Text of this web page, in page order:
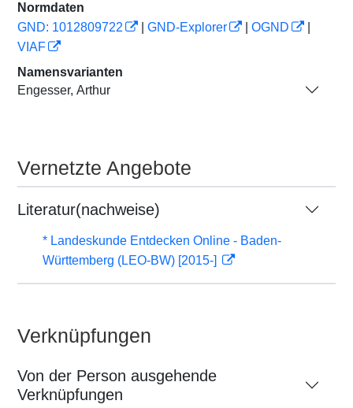
Normdaten
GND: 1012809722
GND-Explorer OGND
VIAF
Namensvarianten
Engesser, Arthur
Vernetzte Angebote
Literatur(nachweise)
* Landeskunde Entdecken Online - Baden-
Württemberg (LEO-BW) [2015-]
Verknüpfungen
Von der Person ausgehende
Verknüpfungen